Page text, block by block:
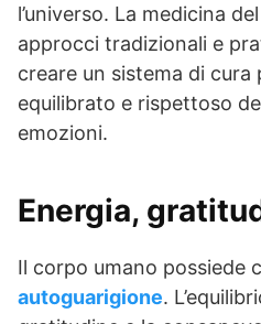
l’universo. La medicina
approcci tradizionali e
creare un sistema di cura
equilibrato e rispettoso
emozioni.
Energia,
Il corpo umano possiede
autoguarigione.